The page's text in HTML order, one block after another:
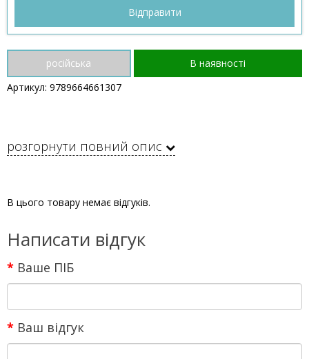
російська
В наявності
Артикул: 9789664661307
розгорнути повний опис
В цього товару немає відгуків.
Написати відгук
Ваше ПІБ
Ваш відгук